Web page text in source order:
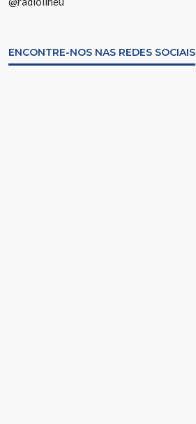
ENCONTRE-NOS NAS REDES SOCIAIS